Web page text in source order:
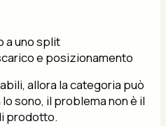
a uno split
e posizionamento
allora la categoria può
sono, il problema non è il
prodotto.